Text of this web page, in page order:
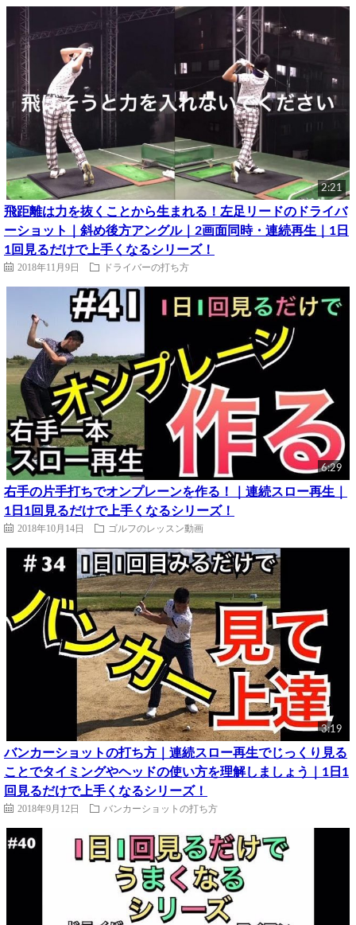
2:21
飛距離は力を抜くことから生まれる！左足リードのドライバ
ーショット｜斜め後方アングル｜2画面同時・連続再生｜1日
1回見るだけで上手くなるシリーズ！
2018年11月9日 ドライバーの打ち方
6:29
右手の片手打ちでオンプレーンを作る！｜連続スロー再生｜
1日1回見るだけで上手くなるシリーズ！
2018年10月14日 ゴルフのレッスン動画
3:19
バンカーショットの打ち方｜連続スロー再生でじっくり見る
ことでタイミングやヘッドの使い方を理解しましょう｜1日1
回見るだけで上手くなるシリーズ！
2018年9月12日 バンカーショットの打ち方